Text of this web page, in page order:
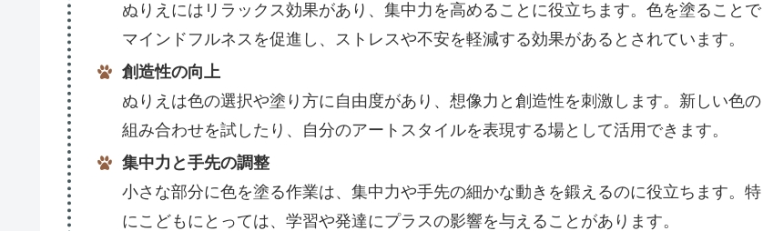
ぬりえにはリラックス効果があり、集中力を高めることに役立ちます。色を塗ることで
マインドフルネスを促進し、ストレスや不安を軽減する効果があるとされています。
創造性の向上
ぬりえは色の選択や塗り方に自由度があり、想像力と創造性を刺激します。新しい色の
組み合わせを試したり、自分のアートスタイルを表現する場として活用できます。
集中力と手先の調整
小さな部分に色を塗る作業は、集中力や手先の細かな動きを鍛えるのに役立ちます。特
にこどもにとっては、学習や発達にプラスの影響を与えることがあります。